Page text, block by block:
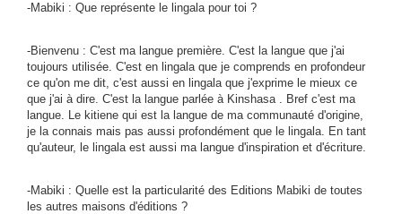
-Mabiki : Que représente le lingala pour toi ?
-Bienvenu : C'est ma langue première. C'est la langue que j'ai
toujours utilisée. C'est en lingala que je comprends en profondeur
ce qu'on me dit, c'est aussi en lingala que j'exprime le mieux ce
que j'ai à dire. C'est la langue parlée à Kinshasa . Bref c'est ma
langue. Le kitiene qui est la langue de ma communauté d'origine,
je la connais mais pas aussi profondément que le lingala. En tant
qu'auteur, le lingala est aussi ma langue d'inspiration et d'écriture.
-Mabiki : Quelle est la particularité des Editions Mabiki de toutes
les autres maisons d'éditions ?